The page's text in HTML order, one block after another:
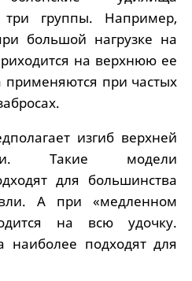
три группы. Например,
большой нагрузке на
на верхнюю ее
применяются при частых
изгиб верхней
Такие модели
для большинства
А при «медленном
на всю удочку.
наиболее подходят для